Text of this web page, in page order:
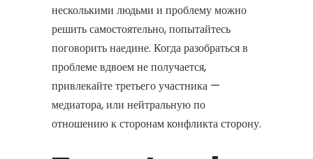
несколькими людьми и проблему можно
решить самостоятельно, попытайтесь
поговорить наедине. Когда разобраться в
проблеме вдвоем не получается,
привлекайте третьего участника —
медиатора, или нейтральную по
отношению к сторонам конфликта сторону.